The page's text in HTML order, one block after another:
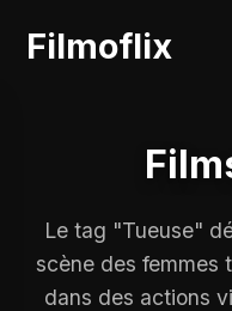
Filmoflix
Le tag "Tueuse"
scène des femmes
dans des actions